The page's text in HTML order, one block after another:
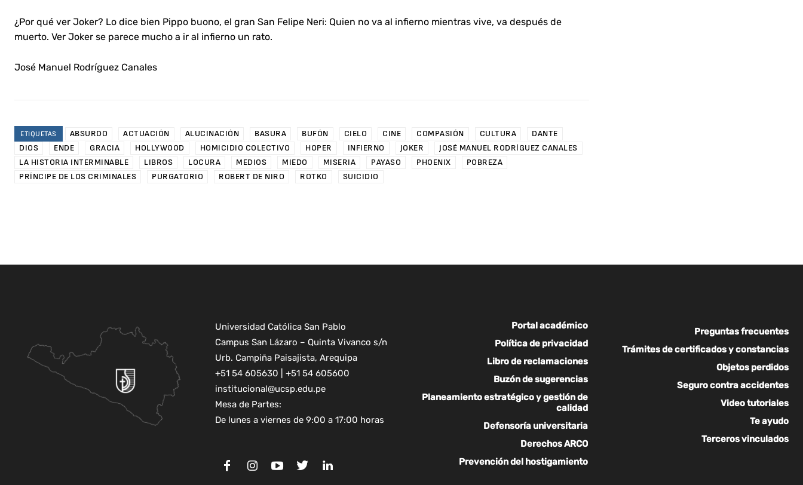
¿Por qué ver Joker? Lo dice bien Pippo buono, el gran San Felipe Neri: Quien no va al infierno mientras vive, va después de
muerto. Ver Joker se parece mucho a ir al infierno un rato.
José Manuel Rodríguez Canales
ETIQUETAS ABSURDO ACTUACIÓN ALUCINACIÓN BASURA BUFÓN CIELO CINE COMPASIÓN CULTURA
DANTE
DIOS
ENDE GRACIA HOLLYWOOD HOMICIDIO COLECTIVO HOPER INFIERNO JOKER
JOSÉ MANUEL RODRÍGUEZ CANALES
LA HISTORIA INTERMINABLE
LIBROS LOCURA MEDIOS MIEDO MISERIA PAYASO PHOENIX
POBREZA
PRÍNCIPE DE LOS CRIMINALES
PURGATORIO ROBERT DE NIRO ROTKO SUICIDIO
Universidad Católica San Pablo
Campus San Lázaro – Quinta Vivanco s/n
Urb. Campiña Paisajista, Arequipa
+51 54 605630 | +51 54 605600
institucional@ucsp.edu.pe
Mesa de Partes:
De lunes a viernes de 9:00 a 17:00 horas
Portal académico
Política de privacidad
Libro de reclamaciones
Buzón de sugerencias
Planeamiento estratégico y gestión de
calidad
Defensoría universitaria
Derechos ARCO
Prevención del hostigamiento
Preguntas frecuentes
Trámites de certificados y constancias
Objetos perdidos
Seguro contra accidentes
Video tutoriales
Te ayudo
Terceros vinculados